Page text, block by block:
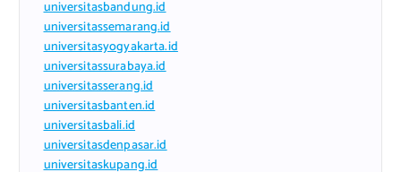
universitasbandung.id
universitassemarang.id
universitasyogyakarta.id
universitassurabaya.id
universitasserang.id
universitasbanten.id
universitasbali.id
universitasdenpasar.id
universitaskupang.id